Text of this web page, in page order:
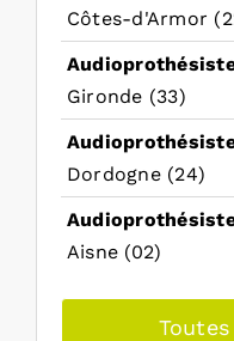
Côtes-d'Armor
Gironde (33)
Dordogne (24)
Aisne (02)